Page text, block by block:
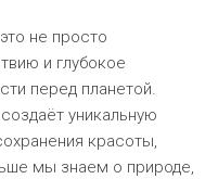
не просто
и глубокое
перед планетой.
уникальную
красоты,
мы знаем о природе,